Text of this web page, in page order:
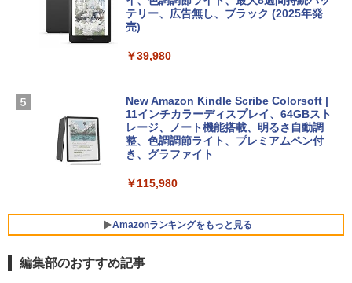
【Amazon.co.jp限定】 HP ノートパソコ
SSD インテル Core 5
FMV ノートパソコン WE1-K3 (MS 365 P
ersonal/Copilotキー搭載/Win 11/15.6型/
Core i5/16GB/SSD 512GB/ホワイト) FM
Robloxギフトカード - 1000 Robux 【限
インゲームコード】 ロブロックス |オン
￥1,600
1冊ですべて身につくHTML & CSSとWe
テリー、広告無し、ブラック (2025年発
売)
￥39,980
New Amazon Kindle Scribe Colorsoft |
11インチカラーディスプレイ、64GBスト
レージ、ノート機能搭載、明るさ自動調
整、色調調節ライト、プレミアムペン付
き、グラファイト
￥115,980
Amazonランキングをもっと見る
編集部のおすすめ記事